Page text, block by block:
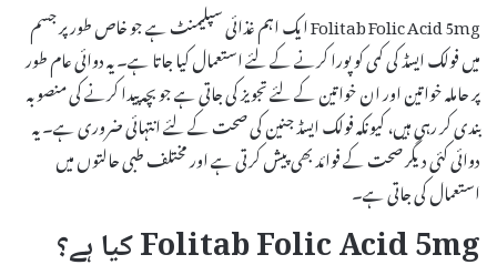
Folitab Folic Acid 5mg ایک اہم غذائی سپلیمنٹ ہے جو خاص طور پر جسم
میں فولک ایسڈ کی کمی کو پورا کرنے کے لئے استعمال کیا جاتا ہے۔ یہ دوائی عام طور
پر حاملہ خواتین اور ان خواتین کے لئے تجویز کی جاتی ہے جو بچہ پیدا کرنے کی منصوبہ
بندی کر رہی ہیں، کیونکہ فولک ایسڈ جنین کی صحت کے لئے انتہائی ضروری ہے۔ یہ
دوائی کئی دیگر صحت کے فوائد بھی پیش کرتی ہے اور مختلف طبی حالتوں میں
استعمال کی جاتی ہے۔
Folitab Folic Acid 5mg کیا ہے؟